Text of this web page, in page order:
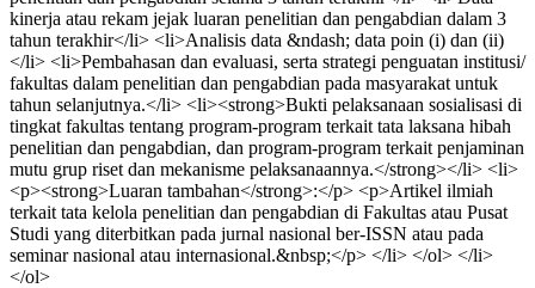
kinerja atau rekam jejak luaran penelitian dan pengabdian dalam 3
tahun terakhir</li> <li>Analisis data &ndash; data poin (i) dan (ii)
</li> <li>Pembahasan dan evaluasi, serta strategi penguatan institusi/
fakultas dalam penelitian dan pengabdian pada masyarakat untuk
tahun selanjutnya.</li> <li><strong>Bukti pelaksanaan sosialisasi di
tingkat fakultas tentang program-program terkait tata laksana hibah
penelitian dan pengabdian, dan program-program terkait penjaminan
mutu grup riset dan mekanisme pelaksanaannya.</strong></li> <li>
<p><strong>Luaran tambahan</strong>:</p> <p>Artikel ilmiah
terkait tata kelola penelitian dan pengabdian di Fakultas atau Pusat
Studi yang diterbitkan pada jurnal nasional ber-ISSN atau pada
seminar nasional atau internasional.&nbsp;</p> </li> </ol> </li>
</ol>